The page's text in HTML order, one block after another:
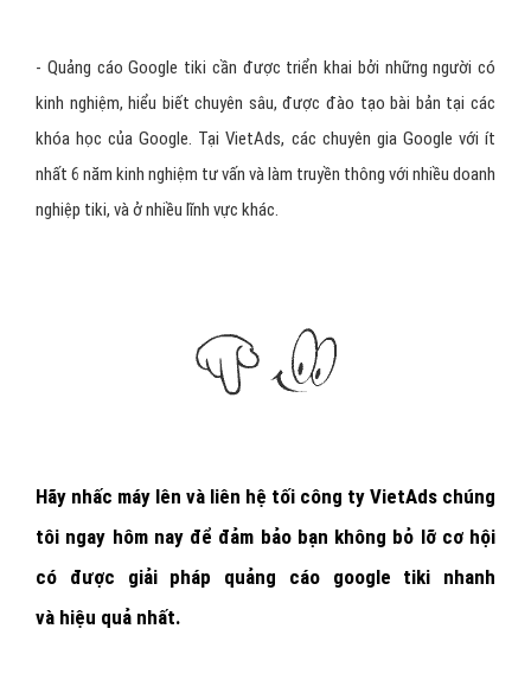
- Quảng cáo Google tiki cần được triển khai bởi những người có
kinh nghiệm, hiểu biết chuyên sâu, được đào tạo bài bản tại các
khóa học của Google. Tại VietAds, các chuyên gia Google với ít
nhất 6 năm kinh nghiệm tư vấn và làm truyền thông với nhiều doanh
nghiệp tiki, và ở nhiều lĩnh vực khác.
Hãy nhấc máy lên và liên hệ tối công ty VietAds chúng
tôi ngay hôm nayđể đảm bảo bạn không bỏ lỡ cơ hội
có được giải pháp quảng cáo google tiki nhanh
và hiệu quả nhất.